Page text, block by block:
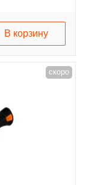
В корзину
скоро